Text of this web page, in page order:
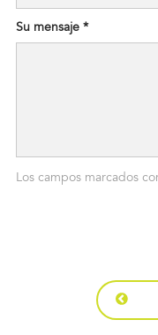
Su mensaje *
Status
Los campos marcados